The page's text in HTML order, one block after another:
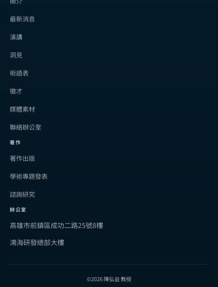
最新消息
演講
洞見
術語表
徵才
媒體素材
聯絡辦公室
著作
著作出版
學術專題發表
諮詢研究
辦公室
高雄市前鎮區成功二路25號8樓
鴻海研發總部大樓
©2026 陳弘益 教授